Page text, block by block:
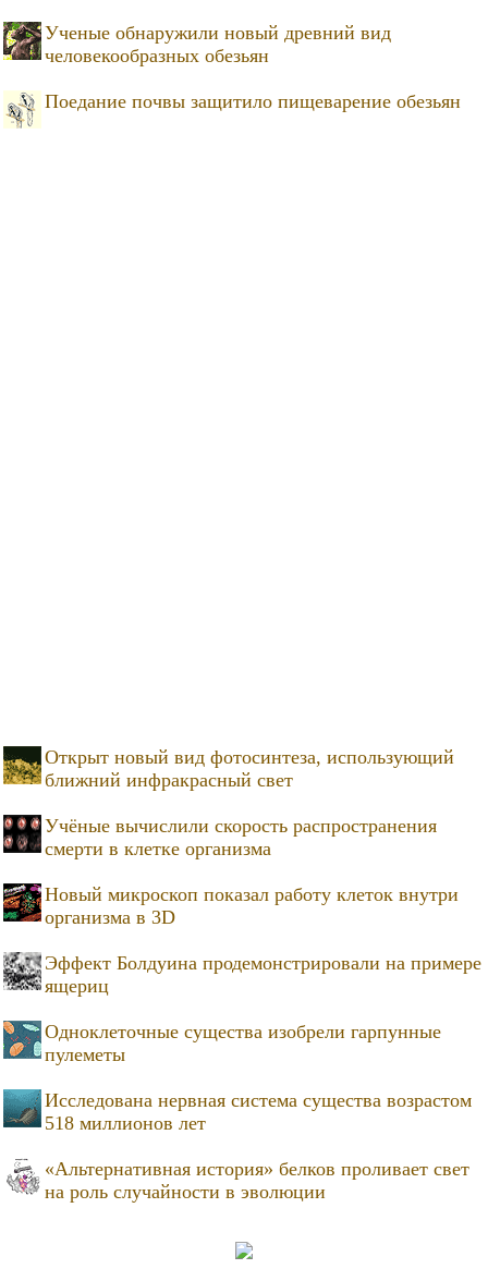
Ученые обнаружили новый древний вид
человекообразных обезьян
Поедание почвы защитило пищеварение обезьян
Открыт новый вид фотосинтеза, использующий
ближний инфракрасный свет
Учёные вычислили скорость распространения
смерти в клетке организма
Новый микроскоп показал работу клеток внутри
организма в 3D
Эффект Болдуина продемонстрировали на примере
ящериц
Одноклеточные существа изобрели гарпунные
пулеметы
Исследована нервная система существа возрастом
518 миллионов лет
«Альтернативная история» белков проливает свет
на роль случайности в эволюции